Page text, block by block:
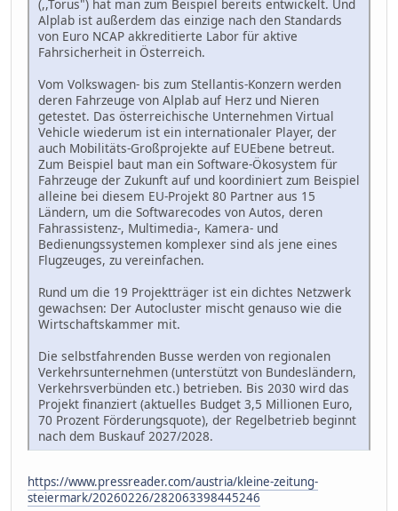
(,,Torus") hat man zum Beispiel bereits entwickelt. Und
Alplab ist außerdem das einzige nach den Standards
von Euro NCAP akkreditierte Labor für aktive
Fahrsicherheit in Österreich.
Vom Volkswagen- bis zum Stellantis-Konzern werden
deren Fahrzeuge von Alplab auf Herz und Nieren
getestet. Das österreichische Unternehmen Virtual
Vehicle wiederum ist ein internationaler Player, der
auch Mobilitäts-Großprojekte auf EUEbene betreut.
Zum Beispiel baut man ein Software-Ökosystem für
Fahrzeuge der Zukunft auf und koordiniert zum Beispiel
alleine bei diesem EU-Projekt 80 Partner aus 15
Ländern, um die Softwarecodes von Autos, deren
Fahrassistenz-, Multimedia-, Kamera- und
Bedienungssystemen komplexer sind als jene eines
Flugzeuges, zu vereinfachen.
Rund um die 19 Projektträger ist ein dichtes Netzwerk
gewachsen: Der Autocluster mischt genauso wie die
Wirtschaftskammer mit.
Die selbstfahrenden Busse werden von regionalen
Verkehrsunternehmen (unterstützt von Bundesländern,
Verkehrsverbünden etc.) betrieben. Bis 2030 wird das
Projekt finanziert (aktuelles Budget 3,5 Millionen Euro,
70 Prozent Förderungsquote), der Regelbetrieb beginnt
nach dem Buskauf 2027/2028.
https://www.pressreader.com/austria/kleine-zeitung-
steiermark/20260226/282063398445246